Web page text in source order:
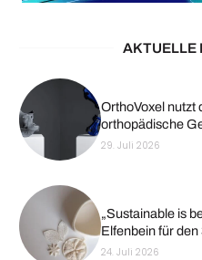
AKTUELLE
OrthoVoxel nutzt
orthopädische
29. Juli 2026
„Sustainable is
Elfenbein für
24. Juli 2026